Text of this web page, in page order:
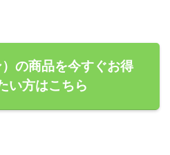
の商品を今すぐお得
い方はこちら